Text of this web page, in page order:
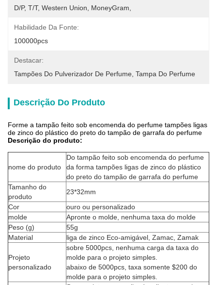
D/P, T/T, Western Union, MoneyGram,
Habilidade Da Fonte:
100000pcs
Destacar:
Tampões Do Pulverizador De Perfume Tampa Do Perfume
Descrição Do Produto
Forme a tampão feito sob encomenda do perfume tampões ligas
de zinco do plástico do preto do tampão de garrafa do perfume
Descrição do produto:
nome do produto
Do tampão feito sob encomenda do perfume
da forma tampões ligas de zinco do plástico
do preto do tampão de garrafa do perfume
Tamanho do
produto
23*32mm
Cor
ouro ou personalizado
molde
Apronte o molde, nenhuma taxa do molde
Peso (g)
55g
Material
liga de zinco Eco-amigável, Zamac, Zamak
Projeto
personalizado
sobre 5000pcs, nenhuma carga da taxa do
molde para o projeto simples.
abaixo de 5000pcs, taxa somente $200 do
molde para o projeto simples.